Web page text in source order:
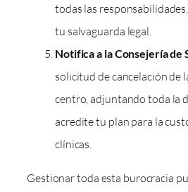
todas las
tu salvaguarda legal.
Notifica a la Consejería de
solicitud de cancelación de
centro, adjuntando toda la
acredite tu plan para la
clínicas.
Gestionar toda esta burocracia